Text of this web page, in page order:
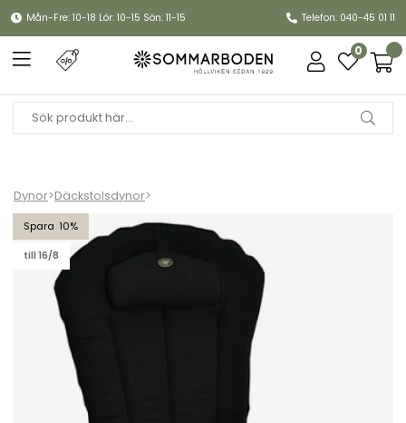
Mån-Fre: 10-18 Lör: 10-15 Sön: 11-15 Telefon: 040-45 01 11
0
Dynor>Däckstolsdynor>
10
till 16/8
Adiron dackdyna Canyon, nackkudde - svart struktur